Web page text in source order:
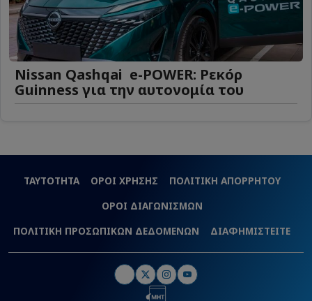
Nissan Qashqai e-POWER: Ρεκόρ
Guinness για την αυτονομία του
ΤΑΥΤΟΤΗΤΑ ΟΡΟΙ ΧΡΗΣΗΣ
ΠΟΛΙΤΙΚΗ ΑΠΟΡΡΗΤΟΥ
ΟΡΟΙ ΔΙΑΓΩΝΙΣΜΩΝ
ΠΟΛΙΤΙΚΗ ΠΡΟΣΩΠΙΚΩΝ ΔΕΔΟΜΕΝΩΝ
ΔΙΑΦΗΜΙΣΤΕΙΤΕ